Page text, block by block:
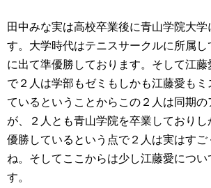
田中みな実は高校卒業後に青山学院大学
す。大学時代はテニスサークルに所属し
に出て準優勝しております。そして江
で２人は学部もゼミもしかも江藤愛もミ
ているということからこの２人は同期の
が、２人とも青山学院を卒業しており
優勝しているという点で２人は実はすご
ね。そしてここからは少し江藤愛につい
す。